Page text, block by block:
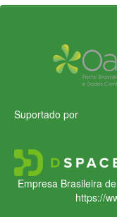
Suportado por
Empresa Brasileira
https://